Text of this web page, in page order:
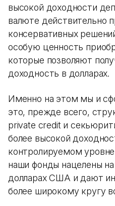
высокой доходности
валюте действительно
консервативных
особую ценность
которые позволяют
доходность в долларах.
Именно на этом мы и
это, прежде всего,
private credit и
более высокой
контролируемом
наши фонды нацелены на
долларах США и дают
более широкому кругу